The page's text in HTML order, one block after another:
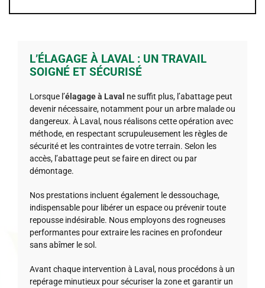
L’ÉLAGAGE À LAVAL : UN TRAVAIL
SOIGNÉ ET SÉCURISÉ
Lorsque l’élagage à Laval ne suffit plus, l’abattage peut
devenir nécessaire, notamment pour un arbre malade ou
dangereux. À Laval, nous réalisons cette opération avec
méthode, en respectant scrupuleusement les règles de
sécurité et les contraintes de votre terrain. Selon les
accès, l’abattage peut se faire en direct ou par
démontage.
Nos prestations incluent également le dessouchage,
indispensable pour libérer un espace ou prévenir toute
repousse indésirable. Nous employons des rogneuses
performantes pour extraire les racines en profondeur
sans abîmer le sol.
Avant chaque intervention à Laval, nous procédons à un
repérage minutieux pour sécuriser la zone et garantir un